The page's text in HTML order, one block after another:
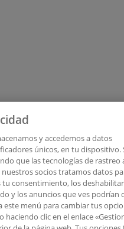
S.L.U. – Palau de
y accedemos a datos
únicos, en tu dispositivo.
que las tecnologías de rastreo
socios tratamos datos
consentimiento, los
y los anuncios que ves podrían
este menú para cambiar tus
clic en el enlace